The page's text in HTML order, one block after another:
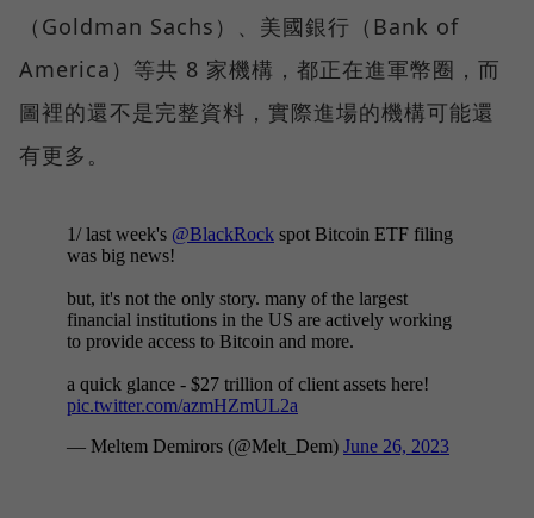
（Goldman Sachs）、美國銀行（Bank of
America）等共 8 家機構，都正在進軍幣圈，而
圖裡的還不是完整資料，實際進場的機構可能還
有更多。